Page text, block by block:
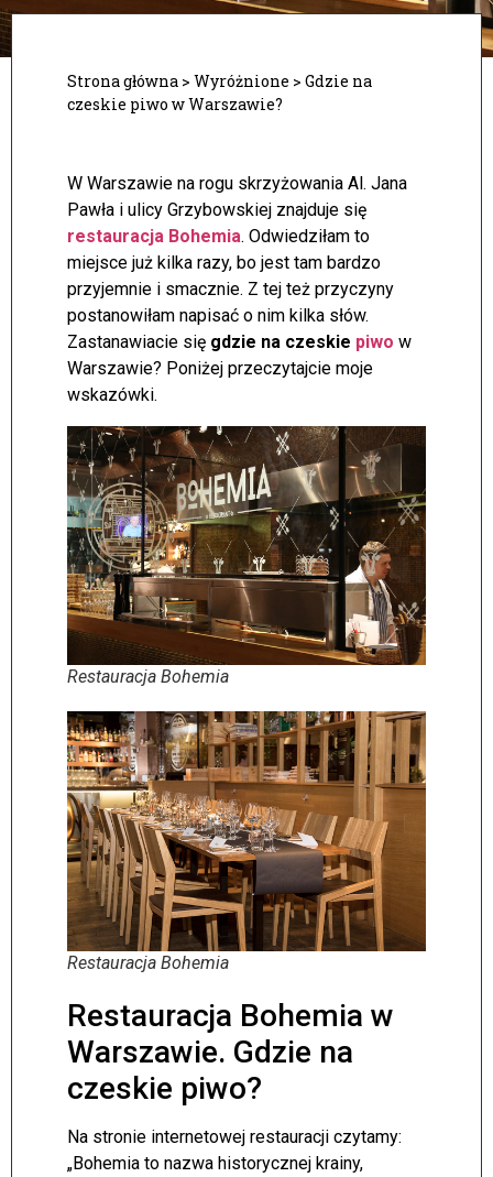
Strona główna > Wyróżnione > Gdzie na
czeskie piwo w Warszawie?
W Warszawie na rogu skrzyżowania Al. Jana
Pawła i ulicy Grzybowskiej znajduje się
restauracja Bohemia. Odwiedziłam to
miejsce już kilka razy, bo jest tam bardzo
przyjemnie i smacznie. Z tej też przyczyny
postanowiłam napisać o nim kilka słów.
Zastanawiacie się gdzie na czeskie piwo w
Warszawie? Poniżej przeczytajcie moje
wskazówki.
Restauracja Bohemia
Restauracja Bohemia
Restauracja Bohemia w
Warszawie. Gdzie na
czeskie piwo?
Na stronie internetowej restauracji czytamy:
„Bohemia to nazwa historycznej krainy,